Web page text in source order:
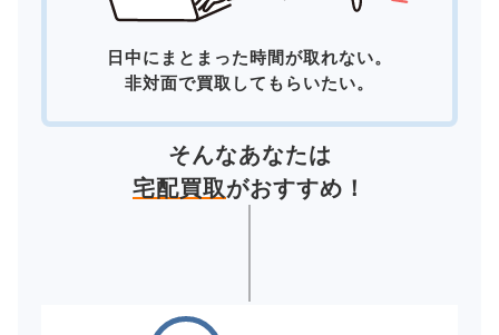
日中にまとまった時間が取れない。
非対面で買取してもらいたい。
そんなあなたは
宅配買取がおすすめ！